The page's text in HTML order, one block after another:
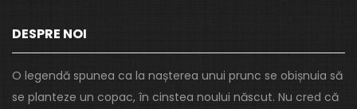
DESPRE NOI
O legendă spunea ca la nașterea unui prunc se obișnuia să
se planteze un copac, în cinstea noului născut. Nu cred că